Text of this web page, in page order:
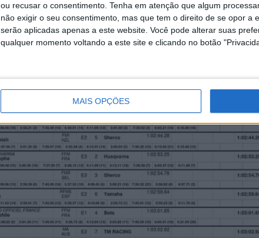
ou recusar o consentimento. Tenha em atenção que algum
não exigir o seu consentimento, mas que tem o direito de se opor a
serão aplicadas apenas a este website. Você pode alterar suas
qualquer momento voltando a este site e clicando no botão
MAIS OPÇÕES